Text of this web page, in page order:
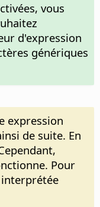
vous
d'expression
génériques
expression
de suite. En
Pour